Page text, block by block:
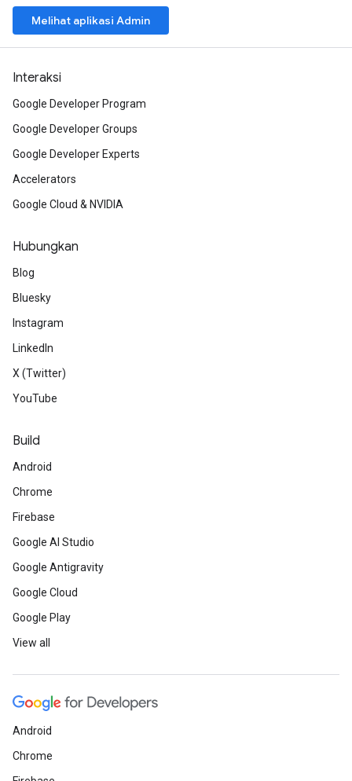
Melihat aplikasi Admin
Interaksi
Google Developer Program
Google Developer Groups
Google Developer Experts
Accelerators
Google Cloud & NVIDIA
Hubungkan
Blog
Bluesky
Instagram
LinkedIn
X (Twitter)
YouTube
Build
Android
Chrome
Firebase
Google AI Studio
Google Antigravity
Google Cloud
Google Play
View all
Android
Chrome